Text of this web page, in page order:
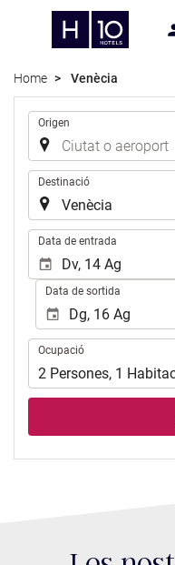
Home Venècia
Trajecte
Origen
Destinació
Data de entrada
Data de sortida
Ocupació
Ocupació
2 Persones, 1